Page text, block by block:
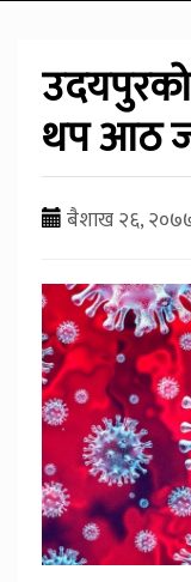
थप आठ
बैशाख २६,